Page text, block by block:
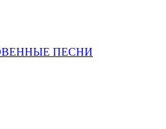
ПЕСНИ